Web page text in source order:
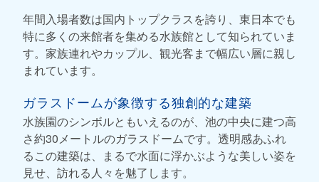
年間入場者数は国内トップクラスを誇り、東日本でも
特に多くの来館者を集める水族館として知られていま
す。家族連れやカップル、観光客まで幅広い層に親し
まれています。
ガラスドームが象徴する独創的な建築
水族園のシンボルともいえるのが、池の中央に建つ高
さ約30メートルのガラスドームです。透明感あふれ
るこの建築は、まるで水面に浮かぶような美しい姿を
見せ、訪れる人々を魅了します。